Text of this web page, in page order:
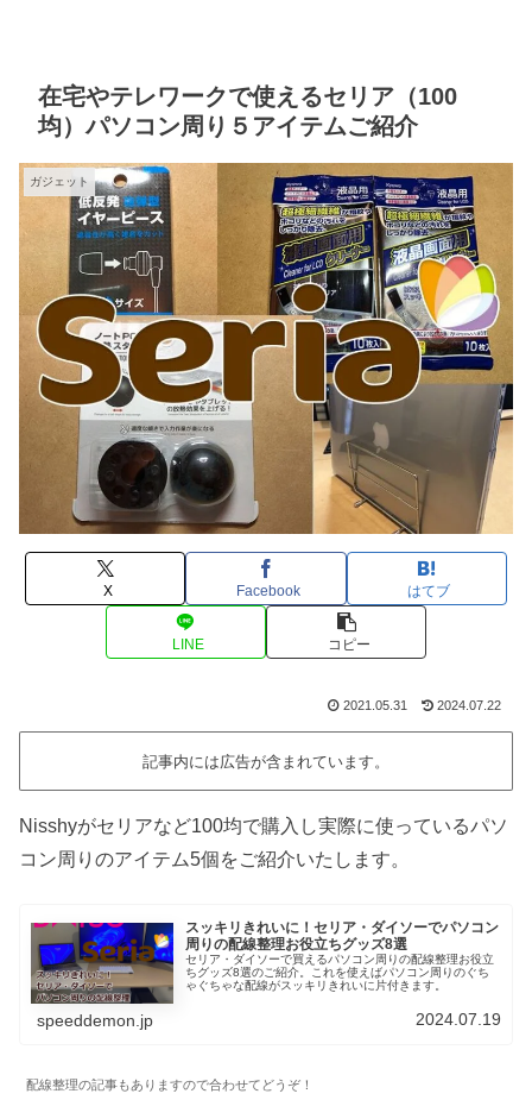
在宅やテレワークで使えるセリア（100
均）パソコン周り５アイテムご紹介
ガジェット
X Facebook はてブ
LINE コピー
2021.05.31 2024.07.22
記事内には広告が含まれています。
Nisshyがセリアなど100均で購入し実際に使っているパソ
コン周りのアイテム5個をご紹介いたします。
スッキリきれいに！セリア・ダイソーでパソコン
周りの配線整理お役立ちグッズ8選
セリア・ダイソーで買えるパソコン周りの配線整理お役立
ちグッズ8選のご紹介。これを使えばパソコン周りのぐち
ゃぐちゃな配線がスッキリきれいに片付きます。
speeddemon.jp 2024.07.19
配線整理の記事もありますので合わせてどうぞ！